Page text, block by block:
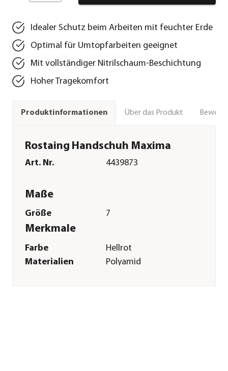
Idealer Schutz beim Arbeiten mit feuchter Erde
Optimal für Umtopfarbeiten geeignet
Mit vollständiger Nitrilschaum-Beschichtung
Hoher Tragekomfort
Produktinformationen Über das Produkt
Rostaing Handschuh Maxima
Art. Nr. 4439873
Maße
Größe 7
Merkmale
Farbe
Hellrot
Materialien
Polyamid